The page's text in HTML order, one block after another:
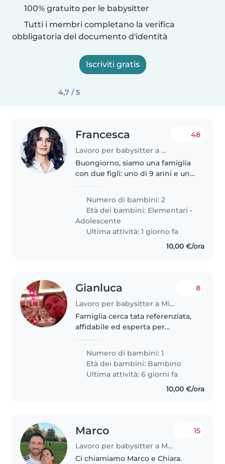
100% gratuito per le babysitter
Tutti i membri completano la verifica
obbligatoria del documento d'identità
Iscriviti gratis
4,7 / 5
Francesca
Lavoro per babysitter a Milano
48
Buongiorno, siamo una famiglia
con due figli: uno di 9 anni e uno
babysitter per il più piccolo (il
grande è autonomo). L'impegno
è tutti i giorni..
Numero di bambini: 2
Età dei bambini: Elementari •
Adolescente
Ultima attività: 1 giorno fa
10,00 €/ora
Gianluca
Lavoro per babysitter a Milano
8
Famiglia cerca tata referenziata,
affidabile ed esperta per
capace di aiutare a superare le
"difficoltà" della bambina..
Numero di bambini: 1
Età dei bambini: Bambino
Ultima attività: 6 giorni fa
10,00 €/ora
Marco
Lavoro per babysitter a Milano
15
Ci chiamiamo Marco e Chiara.